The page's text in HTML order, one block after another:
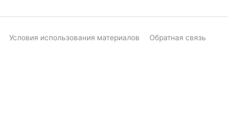
Условия использования материалов Обратная связь